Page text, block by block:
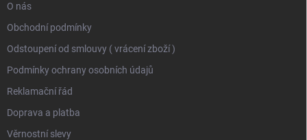
O nás
Obchodní podmínky
Odstoupení od smlouvy ( vrácení zboží )
Podmínky ochrany osobních údajů
Reklamační řád
Doprava a platba
Věrnostní slevy